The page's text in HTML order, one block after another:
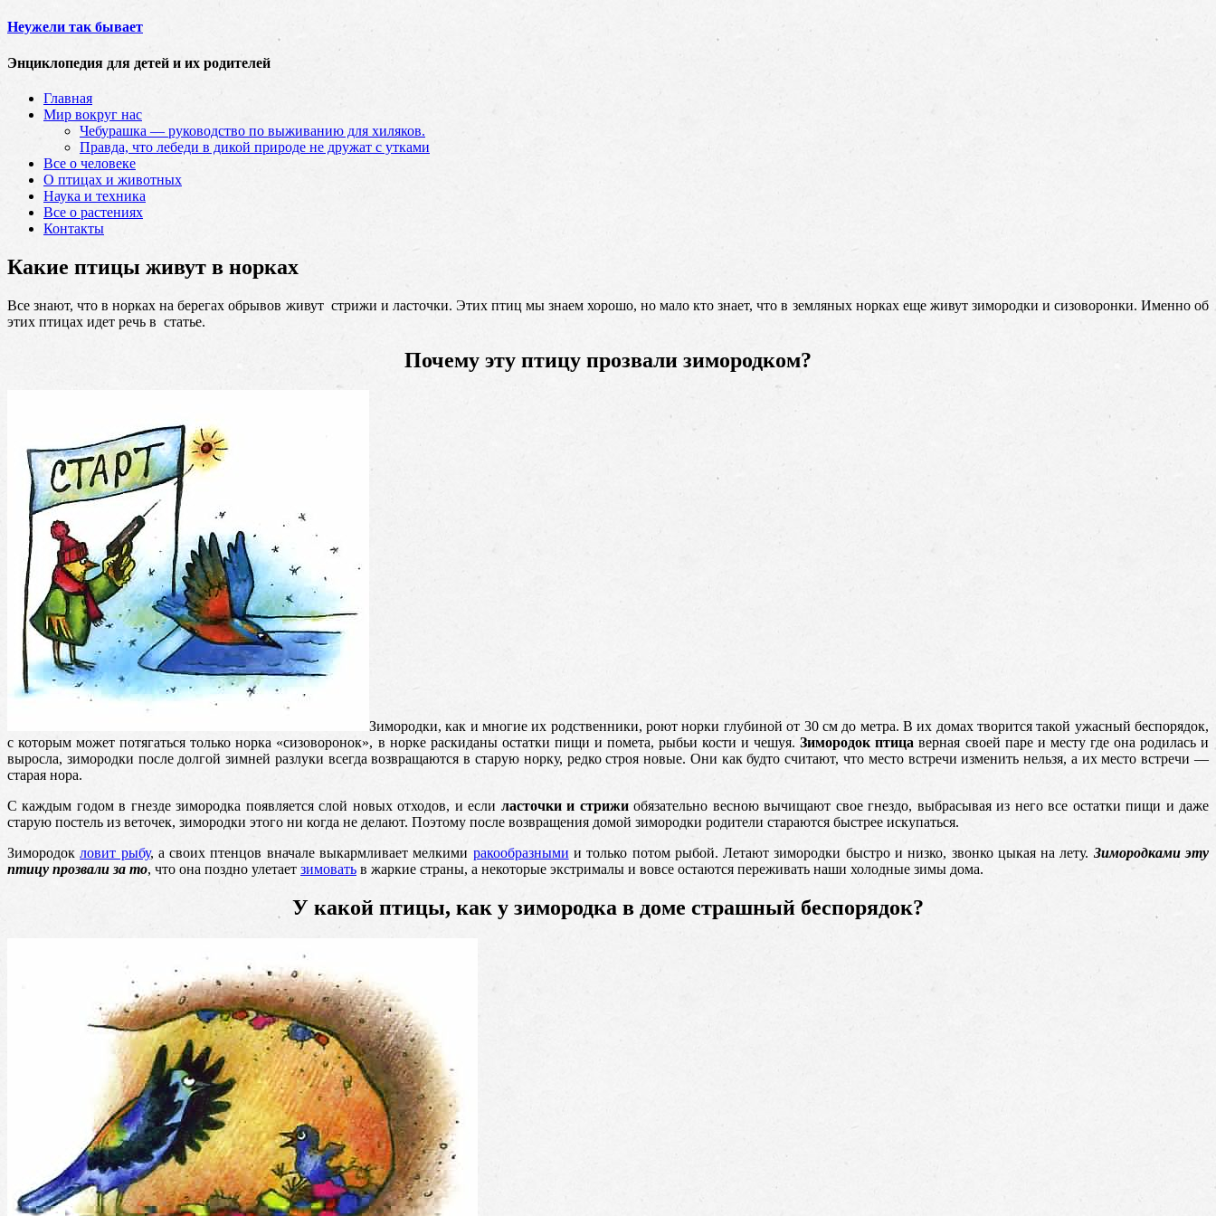
Неужели так бывает
Энциклопедия для детей и их родителей
Главная
Мир вокруг нас
Чебурашка — руководство по выживанию для хиляков.
Правда, что лебеди в дикой природе не дружат с утками
Все о человеке
О птицах и животных
Наука и техника
Все о растениях
Контакты
Какие птицы живут в норках
Все знают, что в норках на берегах обрывов живут стрижи и ласточки. Этих птиц мы знаем хорошо, но мало кто знает, что в земляных норках еще живут зимородки и сизоворонки. Именно об
этих птицах идет речь в статье.
Почему эту птицу прозвали зимородком?
Зимородки, как и многие их родственники, роют норки глубиной от 30 см до метра. В их домах творится такой ужасный беспорядок,
с которым может потягаться только норка «сизоворонок», в норке раскиданы остатки пищи и помета, рыбьи кости и чешуя.Зимородок птица верная своей паре и месту где она родилась и
выросла, зимородки после долгой зимней разлуки всегда возвращаются в старую норку, редко строя новые. Они как будто считают, что место встречи изменить нельзя, а их место встречи —
старая нора.
С каждым годом в гнезде зимородка появляется слой новых отходов, и если ласточки и стрижиобязательно весною вычищают свое гнездо, выбрасывая из него все остатки пищи и даже
старую постель из веточек, зимородки этого ни когда не делают. Поэтому после возвращения домой зимородки родители стараются быстрее искупаться.
Зимородокловит рыбу, а своих птенцов вначале выкармливает мелкими ракообразными и только потом рыбой. Летают зимородки быстро и низко, звонко цыкая на лету. Зимородками эту
птицу прозвали за то, что она поздно улетает зимовать в жаркие страны, а некоторые экстрималы и вовсе остаются переживать наши холодные зимы дома.
У какой птицы, как у зимородка в доме страшный беспорядок?